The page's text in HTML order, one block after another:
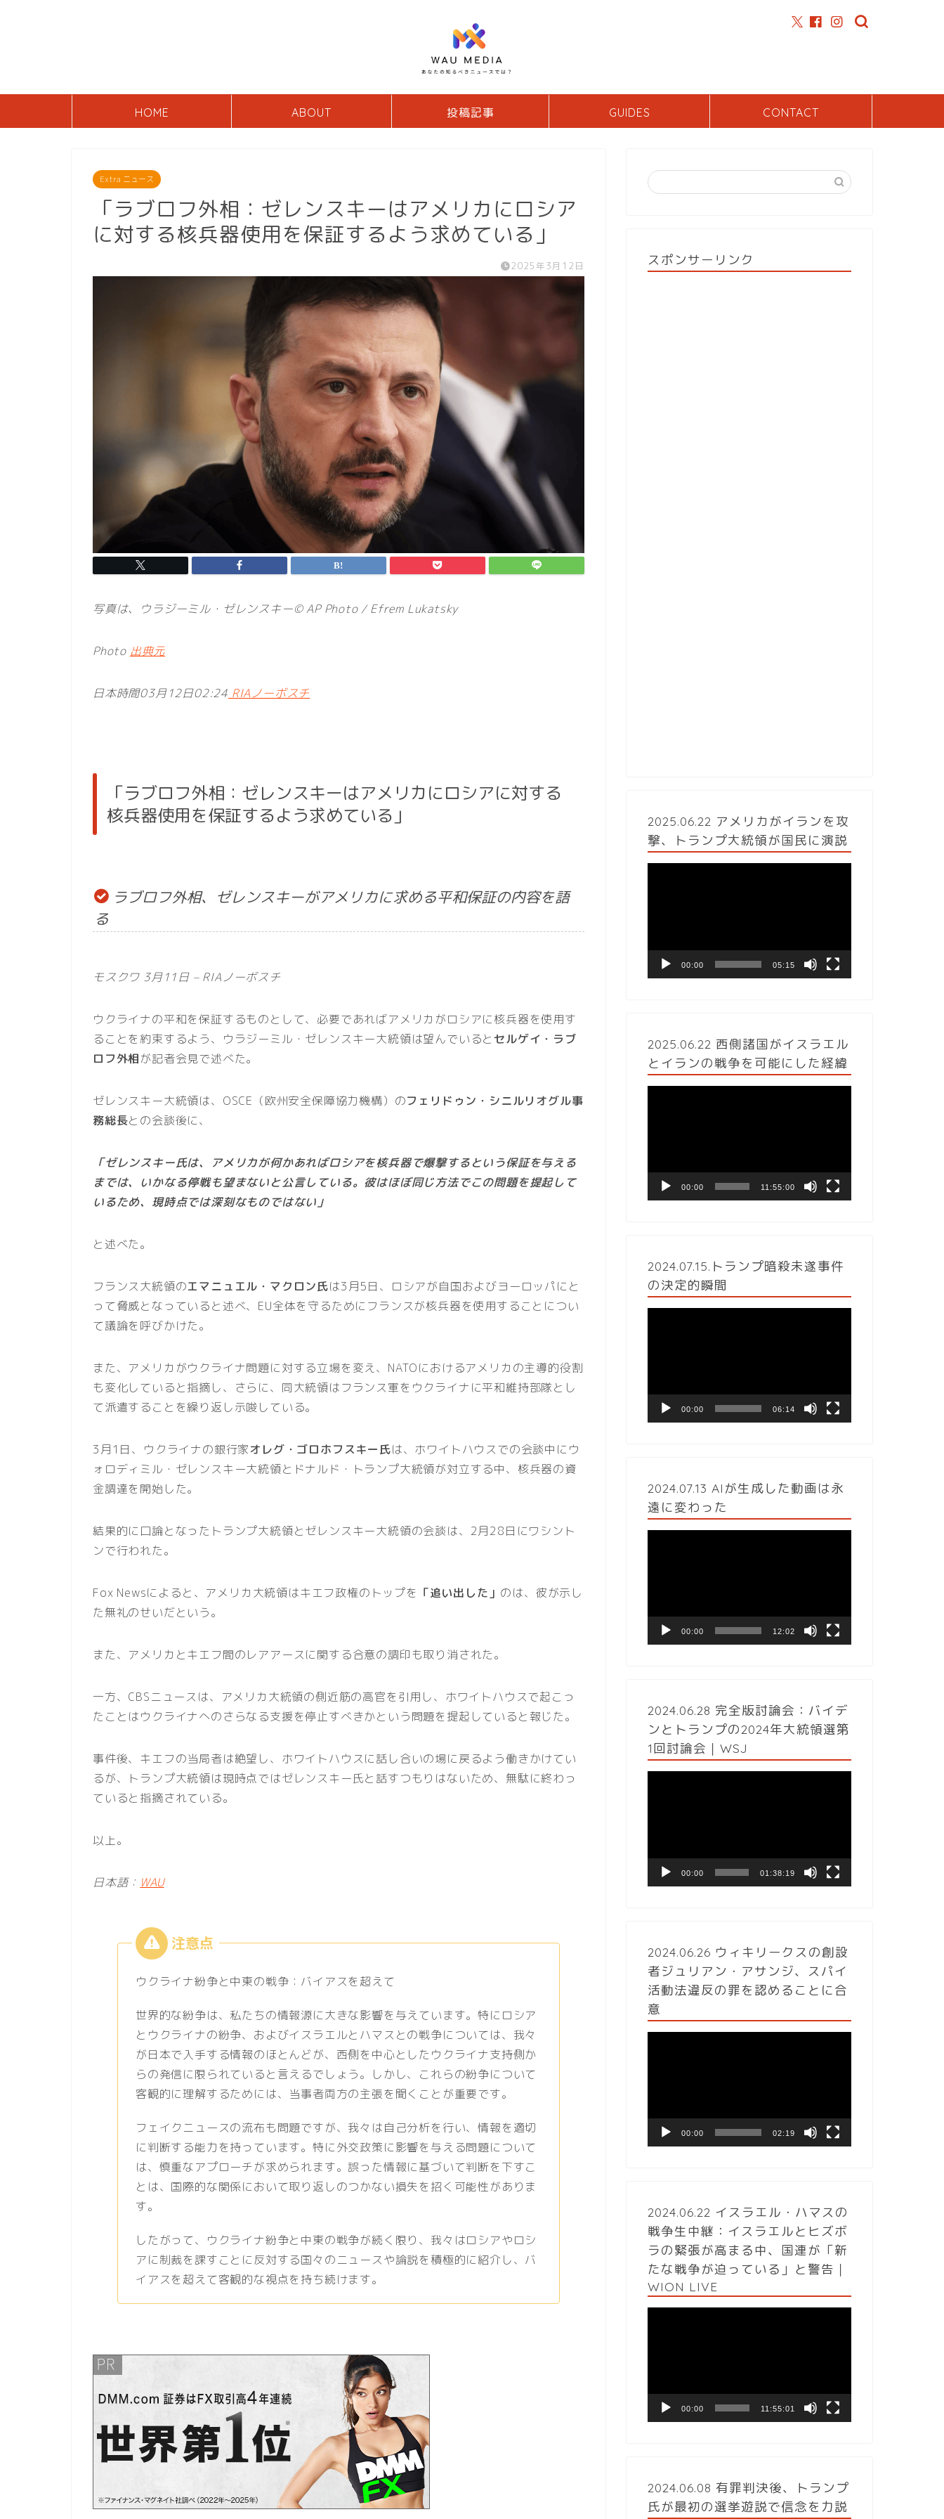
HOME ABOUT 投稿記事 GUIDES CONTACT
Extra ニュース
「ラブロフ外相：ゼレンスキーはアメリカにロシア
に対する核兵器使用を保証するよう求めている」
2025年3月12日
写真は、ウラジーミル・ゼレンスキー© AP Photo / Efrem Lukatsky
Photo 出典元
日本時間03月12日02:24 RIAノーボスチ
「ラブロフ外相：ゼレンスキーはアメリカにロシアに対する
核兵器使用を保証するよう求めている」
ラブロフ外相、ゼレンスキーがアメリカに求める平和保証の内容を語
る
モスクワ 3月11日 – RIAノーボスチ
ウクライナの平和を保証するものとして、必要であればアメリカがロシアに核兵器を使用す
ることを約束するよう、ウラジーミル・ゼレンスキー大統領は望んでいるとセルゲイ・ラブ
ロフ外相が記者会見で述べた。
ゼレンスキー大統領は、OSCE（欧州安全保障協力機構）のフェリドゥン・シニルリオグル事
務総長との会談後に、
「ゼレンスキー氏は、アメリカが何かあればロシアを核兵器で爆撃するという保証を与える
までは、いかなる停戦も望まないと公言している。彼はほぼ同じ方法でこの問題を提起して
いるため、現時点では深刻なものではない」
と述べた。
フランス大統領のエマニュエル・マクロン氏は3月5日、ロシアが自国およびヨーロッパにと
って脅威となっていると述べ、EU全体を守るためにフランスが核兵器を使用することについ
て議論を呼びかけた。
また、アメリカがウクライナ問題に対する立場を変え、NATOにおけるアメリカの主導的役割
も変化していると指摘し、さらに、同大統領はフランス軍をウクライナに平和維持部隊とし
て派遣することを繰り返し示唆している。
3月1日、ウクライナの銀行家オレグ・ゴロホフスキー氏は、ホワイトハウスでの会談中にウ
ォロディミル・ゼレンスキー大統領とドナルド・トランプ大統領が対立する中、核兵器の資
金調達を開始した。
結果的に口論となったトランプ大統領とゼレンスキー大統領の会談は、2月28日にワシント
ンで行われた。
Fox Newsによると、アメリカ大統領はキエフ政権のトップを 「追い出した」 のは、彼が示し
た無礼のせいだという。
また、アメリカとキエフ間のレアアースに関する合意の調印も取り消された。
一方、CBSニュースは、アメリカ大統領の側近筋の高官を引用し、ホワイトハウスで起こっ
たことはウクライナへのさらなる支援を停止すべきかという問題を提起していると報じた。
事件後、キエフの当局者は絶望し、ホワイトハウスに話し合いの場に戻るよう働きかけてい
るが、トランプ大統領は現時点ではゼレンスキー氏と話すつもりはないため、無駄に終わっ
ていると指摘されている。
以上。
日本語： WAU
ウクライナ紛争と中東の戦争：バイアスを超えて
世界的な紛争は、私たちの情報源に大きな影響を与えています。特にロシア
とウクライナの紛争、およびイスラエルとハマスとの戦争については、我々
が日本で入手する情報のほとんどが、西側を中心としたウクライナ支持側か
らの発信に限られていると言えるでしょう。しかし、これらの紛争について
客観的に理解するためには、当事者両方の主張を聞くことが重要です。
フェイクニュースの流布も問題ですが、我々は自己分析を行い、情報を適切
に判断する能力を持っています。特に外交政策に影響を与える問題について
は、慎重なアプローチが求められます。誤った情報に基づいて判断を下すこ
とは、国際的な関係において取り返しのつかない損失を招く可能性がありま
す。
したがって、ウクライナ紛争と中東の戦争が続く限り、我々はロシアやロシ
アに制裁を課すことに反対する国々のニュースや論説を積極的に紹介し、バ
イアスを超えて客観的な視点を持ち続けます。
スポンサーリンク
2025.06.22 アメリカがイランを攻
撃、トランプ大統領が国民に演説
ヤ
00:00 05:15
2025.06.22 西側諸国がイスラエル
とイランの戦争を可能にした経緯
ヤ
00:00 11:55:00
2024.07.15.トランプ暗殺未遂事件
の決定的瞬間
ヤ
00:00 06:14
2024.07.13 AIが生成した動画は永
遠に変わった
ヤ
00:00 12:02
2024.06.28 完全版討論会：バイデ
ンとトランプの2024年大統領選第
1回討論会｜WSJ
ヤ
00:00 01:38:19
2024.06.26 ウィキリークスの創設
者ジュリアン・アサンジ、スパイ
活動法違反の罪を認めることに合
意
ヤ
00:00 02:19
2024.06.22 イスラエル・ハマスの
戦争生中継：イスラエルとヒズボ
ラの緊張が高まる中、国連が「新
たな戦争が迫っている」と警告｜
WION LIVE
ヤ
00:00 11:55:01
2024.06.08 有罪判決後、トランプ
氏が最初の選挙遊説で信念を力説